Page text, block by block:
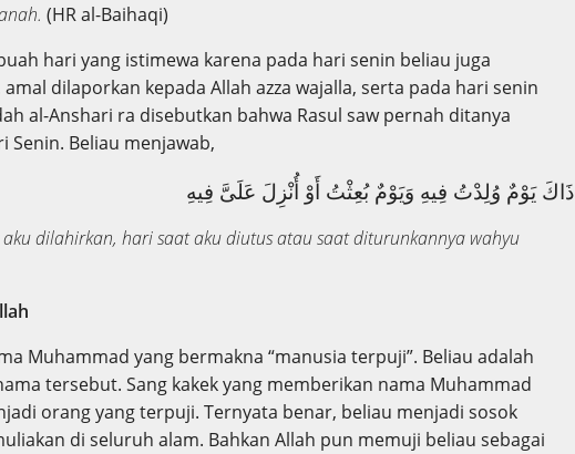
(HR al-Baihaqi)
hari yang istimewa karena pada hari senin beliau juga
dilaporkan kepada Allah azza wajalla, serta pada hari senin
al-Anshari ra disebutkan bahwa Rasul saw pernah ditanya
Senin. Beliau menjawab,
ذَاكَ يَوْمٌ وُلِدْتُ فِيهِ وَيَوْمٌ بُعِثْتُ أَوْ أُنْزِلَ عَلَىَّ فِيهِ
dilahirkan, hari saat aku diutus atau saat diturunkannya wahyu
Muhammad yang bermakna “manusia terpuji”. Beliau adalah
tersebut. Sang kakek yang memberikan nama Muhammad
orang yang terpuji. Ternyata benar, beliau menjadi sosok
di seluruh alam. Bahkan Allah pun memuji beliau sebagai